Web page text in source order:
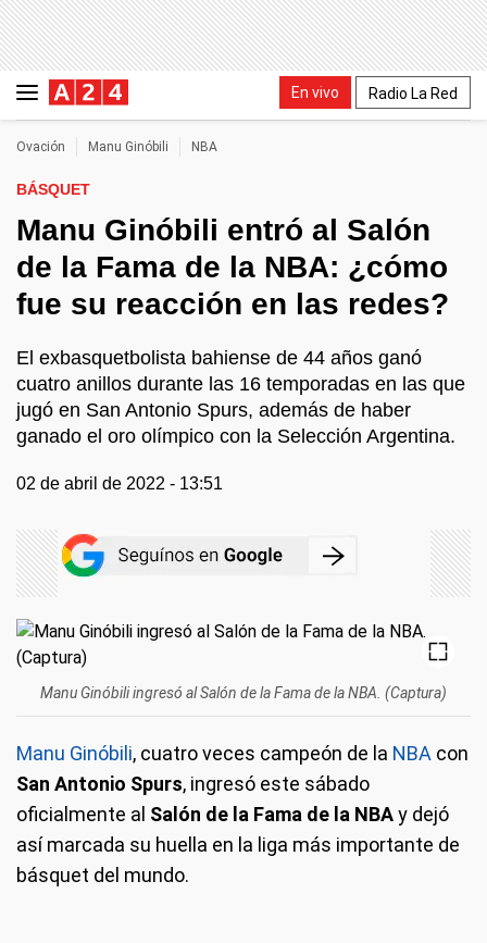
En vivo Radio La Red
Ovación Manu Ginóbili NBA
BÁSQUET
Manu Ginóbili entró al Salón
de la Fama de la NBA: ¿cómo
fue su reacción en las redes?
El exbasquetbolista bahiense de 44 años ganó
cuatro anillos durante las 16 temporadas en las que
jugó en San Antonio Spurs, además de haber
ganado el oro olímpico con la Selección Argentina.
02 de abril de 2022 - 13:51
Manu Ginóbili ingresó al Salón de la Fama de la NBA. (Captura)
Manu Ginóbili, cuatro veces campeón de la NBA con
San Antonio Spurs, ingresó este sábado
oficialmente al Salón de la Fama de la NBAy dejó
así marcada su huella en la liga más importante de
básquet del mundo.